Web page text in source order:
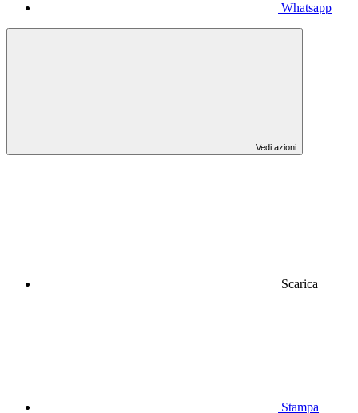
Whatsapp
Vedi azioni
Scarica
Stampa